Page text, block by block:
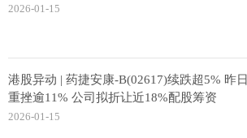
2026-01-15
港股异动 | 药捷安康-B(02617)续跌超5% 昨日
重挫逾11% 公司拟折让近18%配股筹资
2026-01-15